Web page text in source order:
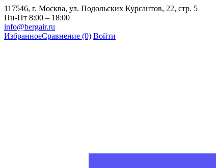
117546, г. Москва, ул. Подольских Курсантов, 22, стр. 5
Пн-Пт 8:00 – 18:00
info@bergair.ru
ИзбранноеСравнение (0) Войти